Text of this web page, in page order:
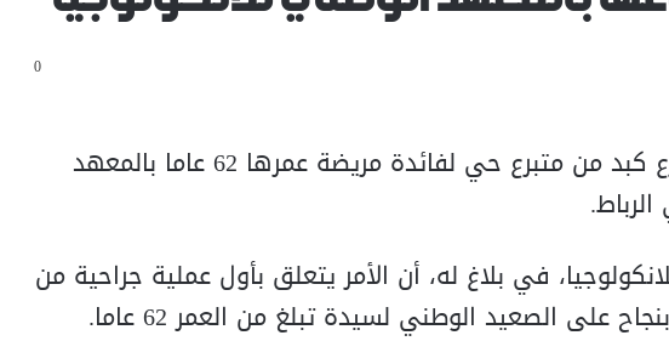
0
تم إجراء بنجاح عملية زرع كبد من متبرع حي لفائدة مريضة عمرها 62 عاما بالمعهد
في بلاغ له، أن الأمر يتعلق بأول عملية جراحية من
على الصعيد الوطني لسيدة تبلغ من العمر 62 عاما.